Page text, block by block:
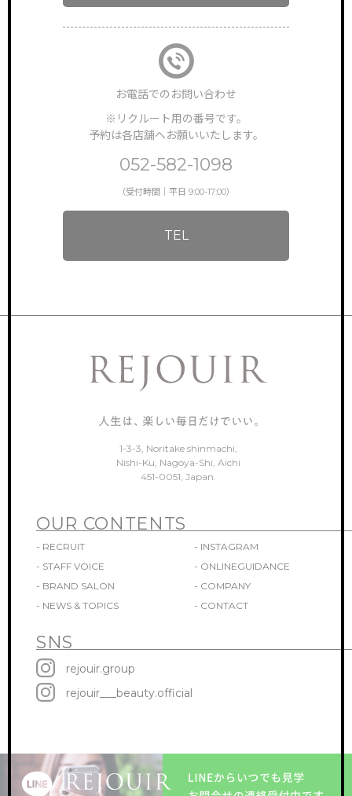
お電話でのお問い合わせ
※リクルート用の番号です。
予約は各店舗へお願いいたします。
052-582-1098
（受付時間｜平日 9:00-17:00）
TEL
1-3-3, Noritake shinmachi,
Nishi-Ku, Nagoya-Shi, Aichi
451-0051, Japan.
OUR CONTENTS
- RECRUIT
- INSTAGRAM
- STAFF VOICE
- ONLINEGUIDANCE
- BRAND SALON
- COMPANY
- NEWS & TOPICS
- CONTACT
SNS
rejouir.group
rejouir___beauty.official